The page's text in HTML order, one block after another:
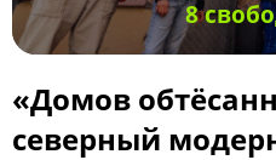
8
«Домов
северный